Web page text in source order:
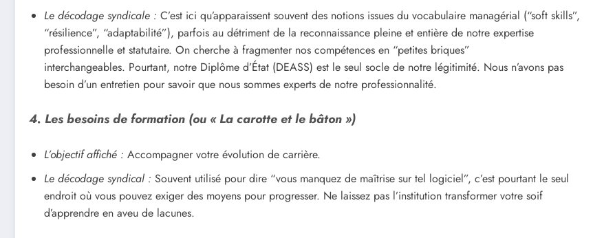
Le décodage syndicale : C’est ici qu’apparaissent souvent des notions issues du vocabulaire managérial (“soft skills”,
“résilience”, “adaptabilité”), parfois au détriment de la reconnaissance pleine et entière de notre expertise
professionnelle et statutaire. On cherche à fragmenter nos compétences en “petites briques”
interchangeables. Pourtant, notre Diplôme d’État (DEASS) est le seul socle de notre légitimité. Nous n’avons pas
besoin d’un entretien pour savoir que nous sommes experts de notre professionnalité.
4. Les besoins de formation (ou « La carotte et le bâton »)
L’objectif affiché : Accompagner votre évolution de carrière.
Le décodage syndical : Souvent utilisé pour dire “vous manquez de maîtrise sur tel logiciel”, c’est pourtant le seul
endroit où vous pouvez exiger des moyens pour progresser. Ne laissez pas l’institution transformer votre soif
d’apprendre en aveu de lacunes.